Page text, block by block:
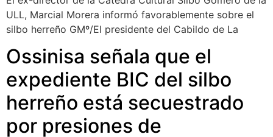
ULL, Marcial Morera informó favorablemente sobre el
silbo herreño GMº/El presidente del Cabildo de La
Ossinisa señala que el
expediente BIC del silbo
herreño está secuestrado
por presiones de